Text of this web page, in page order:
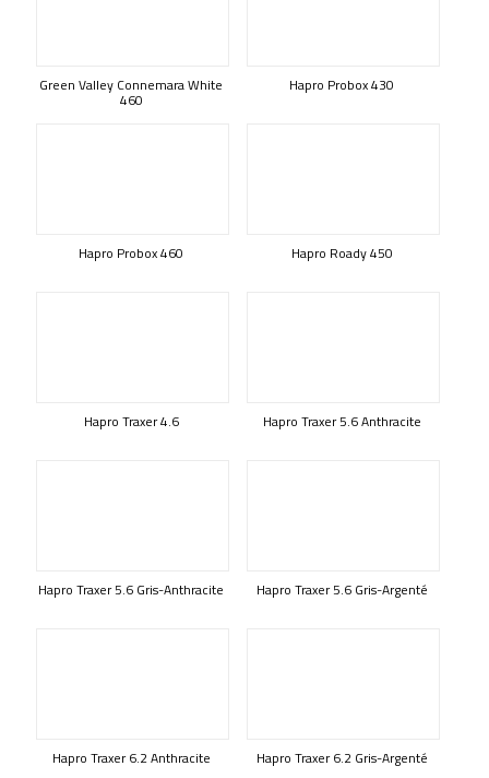
Green Valley Connemara White
460
Hapro Probox 430
Hapro Probox 460 Hapro Roady 450
Hapro Traxer 4.6 Hapro Traxer 5.6 Anthracite
Hapro Traxer 5.6 Gris-Anthracite Hapro Traxer 5.6 Gris-Argenté
Hapro Traxer 6.2 Anthracite Hapro Traxer 6.2 Gris-Argenté